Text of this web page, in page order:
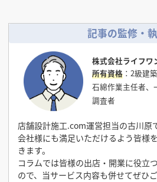
記事の監修・
株式会社ライフワ
所有資格 ：2級建
石綿作業主任者、
調査者
店舗設計施工.com運営担当の古川原
会社様にも満足いただけるよう皆様
きます。
コラムでは皆様の出店・開業に役立
ので、当サービス内容も併せてぜひ